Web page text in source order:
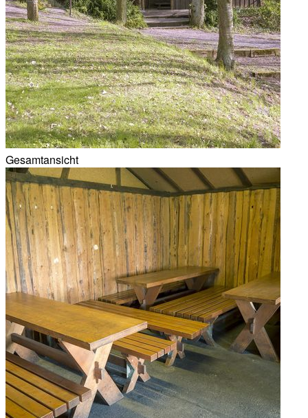
Gesamtansicht